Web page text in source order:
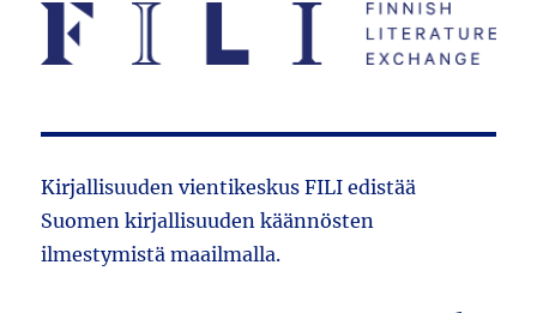
Kirjallisuuden vientikeskus FILI edistää
Suomen kirjallisuuden käännösten
ilmestymistä maailmalla.